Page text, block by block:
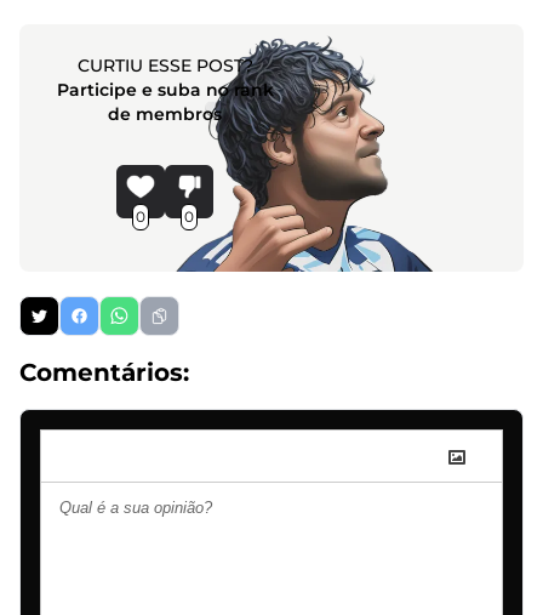
CURTIU ESSE POST?
Participe e suba no rank
de membros
0 0
Comentários: